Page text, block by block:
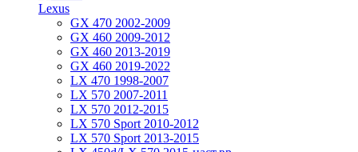
Lexus
GX 470 2002-2009
GX 460 2009-2012
GX 460 2013-2019
GX 460 2019-2022
LX 470 1998-2007
LX 570 2007-2011
LX 570 2012-2015
LX 570 Sport 2010-2012
LX 570 Sport 2013-2015